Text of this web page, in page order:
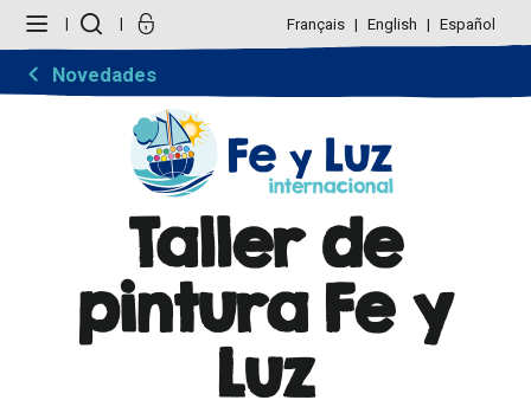
contenido.
navegación
Personales
Français English Español
Novedades
Taller de
pintura Fe y
Luz